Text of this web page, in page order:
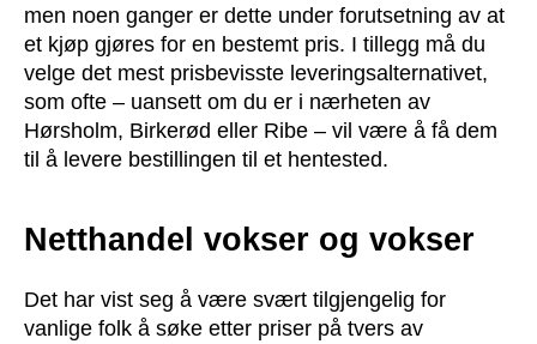
men noen ganger er dette under forutsetning av at
et kjøp gjøres for en bestemt pris. I tillegg må du
velge det mest prisbevisste leveringsalternativet,
som ofte – uansett om du er i nærheten av
Hørsholm, Birkerød eller Ribe – vil være å få dem
til å levere bestillingen til et hentested.
Netthandel vokser og vokser
Det har vist seg å være svært tilgjengelig for
vanlige folk å søke etter priser på tvers av